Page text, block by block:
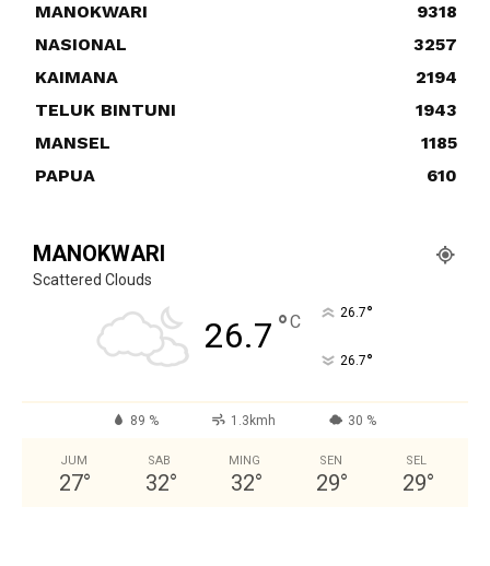
MANOKWARI
9318
NASIONAL
3257
KAIMANA
2194
TELUK BINTUNI
1943
MANSEL
1185
PAPUA
610
MANOKWARI
Scattered Clouds
26.7 °C 26.7°
26.7°
89 % 1.3kmh 30 %
JUM
27°
SAB
32°
MING
32°
SEN
29°
SEL
29°